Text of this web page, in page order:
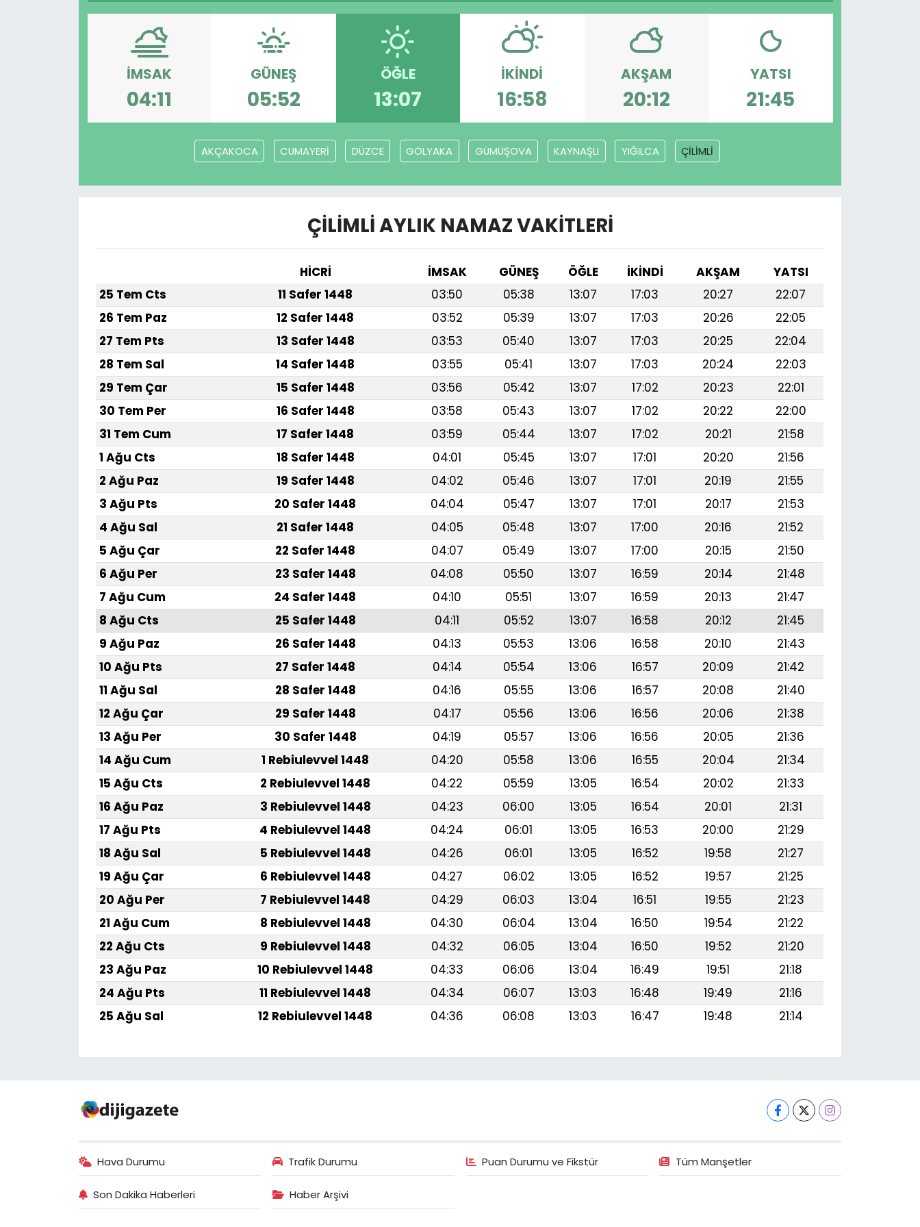
İMSAK
04:11
GÜNEŞ
05:52
ÖĞLE
13:07
İKINDI
16:58
AKŞAM
20:12
YATSI
21:45
AKÇAKOCA CUMAYERİ DÜZCE GÖLYAKA GÜMÜŞOVA KAYNAŞLI YIĞILCA ÇİLİMLİ
ÇİLİMLİ AYLIK NAMAZ VAKITLERI
HİCRİ İMSAK GÜNEŞ ÖĞLE İKINDI AKŞAM
YATSI
25 Tem Cts
11 Safer 1448 03:50 05:38 13:07 17:03 20:27
22:07
26 Tem Paz
12 Safer 1448 03:52 05:39 13:07 17:03 20:26
22:05
27 Tem Pts
13 Safer 1448 03:53 05:40 13:07 17:03 20:25
22:04
28 Tem Sal
14 Safer 1448 03:55 05:41 13:07 17:03 20:24
22:03
29 Tem Çar
15 Safer 1448 03:56 05:42 13:07 17:02 20:23
22:01
30 Tem Per
16 Safer 1448 03:58 05:43 13:07 17:02 20:22
22:00
31 Tem Cum
17 Safer 1448 03:59 05:44 13:07 17:02 20:21
21:58
1 Ağu Cts
18 Safer 1448 04:01 05:45 13:07 17:01 20:20
21:56
2 Ağu Paz
19 Safer 1448 04:02 05:46 13:07 17:01 20:19
21:55
3 Ağu Pts
20 Safer 1448 04:04 05:47 13:07 17:01 20:17
21:53
4 Ağu Sal
21 Safer 1448 04:05 05:48 13:07 17:00 20:16
21:52
5 Ağu Çar
22 Safer 1448 04:07 05:49 13:07 17:00 20:15
21:50
6 Ağu Per
23 Safer 1448 04:08 05:50 13:07 16:59 20:14
21:48
7 Ağu Cum
24 Safer 1448 04:10 05:51 13:07 16:59 20:13
21:47
8 Ağu Cts
25 Safer 1448 04:11 05:52 13:07 16:58 20:12
21:45
9 Ağu Paz
26 Safer 1448 04:13 05:53 13:06 16:58 20:10
21:43
10 Ağu Pts
27 Safer 1448 04:14 05:54 13:06 16:57 20:09
21:42
11 Ağu Sal
28 Safer 1448 04:16 05:55 13:06 16:57 20:08
21:40
12 Ağu Çar
29 Safer 1448 04:17 05:56 13:06 16:56 20:06
21:38
13 Ağu Per
30 Safer 1448 04:19 05:57 13:06 16:56 20:05
21:36
14 Ağu Cum
1 Rebiulevvel 1448 04:20 05:58 13:06 16:55 20:04
21:34
15 Ağu Cts
2 Rebiulevvel 1448 04:22 05:59 13:05 16:54 20:02
21:33
16 Ağu Paz
3 Rebiulevvel 1448 04:23 06:00 13:05 16:54 20:01
21:31
17 Ağu Pts
4 Rebiulevvel 1448 04:24 06:01 13:05 16:53 20:00
21:29
18 Ağu Sal
5 Rebiulevvel 1448 04:26 06:01 13:05 16:52 19:58
21:27
19 Ağu Çar
6 Rebiulevvel 1448 04:27 06:02 13:05 16:52 19:57
21:25
20 Ağu Per
7 Rebiulevvel 1448 04:29 06:03 13:04 16:51 19:55
21:23
21 Ağu Cum
8 Rebiulevvel 1448 04:30 06:04 13:04 16:50 19:54
21:22
22 Ağu Cts
9 Rebiulevvel 1448 04:32 06:05 13:04 16:50 19:52
21:20
23 Ağu Paz
10 Rebiulevvel 1448 04:33 06:06 13:04 16:49 19:51
21:18
24 Ağu Pts
11 Rebiulevvel 1448 04:34 06:07 13:03 16:48 19:49
21:16
25 Ağu Sal
12 Rebiulevvel 1448 04:36 06:08 13:03 16:47 19:48 21:14
Hava Durumu Trafik Durumu Puan Durumu ve Fikstür Tüm Manşetler
Son Dakika Haberleri Haber Arşivi
KKTC YEREL SEÇİM 2018
Video Galeri